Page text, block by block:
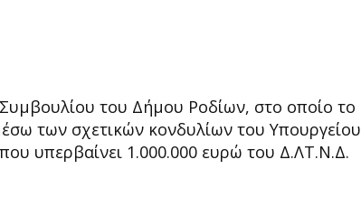
του Δήμου Ροδίων, στο οποίο το
των σχετικών κονδυλίων του Υπουργείου
υπερβαίνει 1.000.000 ευρώ του Δ.ΛΤ.Ν.Δ.